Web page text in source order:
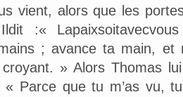
vient, alors que les
:«
; avance ta main,
croyant. » Alors Thomas
Parce que tu m’as vu,